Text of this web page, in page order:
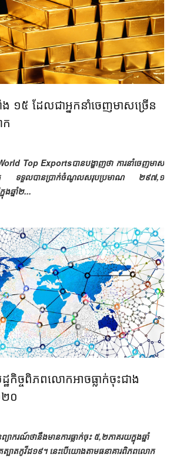
១៥ ដែលជា​អ្នក​នាំ​ចេញ​មាស​ច្រើន
Top Exportsបានបង្ហាញថា ការនាំចេញមាស
ទទួលបានប្រាក់ចំណូលសរុបប្រមាណ ២៩៧,១
ងឆ្នាំ២...
កិច្ចពិភពលោកអាចធ្លាក់ចុះជាង
២០​
ាករណ៍ថានឹងមានការធ្លាក់ចុះ ៥,២ភាគរយក្នុងឆ្នាំ
បាតកូវីដ១៩។ នេះបើយោងតាមធនាគារពិភពលោក